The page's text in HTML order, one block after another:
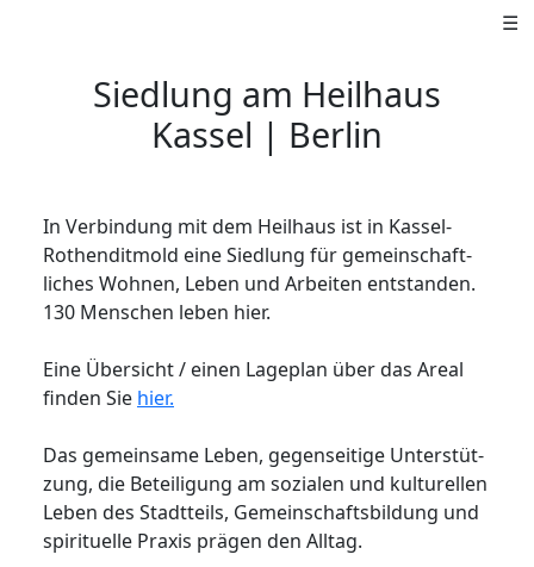
☰
Siedlung am Heilhaus
Kassel | Berlin
In Verbindung mit dem Heilhaus ist in Kassel-
Rothenditmold eine Siedlung für gemeinschaft­
liches Wohnen, Leben und Arbei­ten entstanden.
130 Menschen leben hier.
Eine Übersicht / einen Lageplan über das Areal
finden Sie hier.
Das gemeinsame Leben, gegenseitige Unter­stüt­
zung, die Betei­ligung am so­zia­len und kulturellen
Leben des Stadt­teils, Gemein­schafts­bil­dung und
spirituelle Praxis prägen den All­tag.